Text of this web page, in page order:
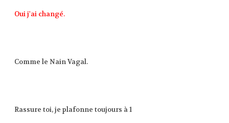
Oui j'ai changé.
Comme le Nain Vagal.
Rassure toi, je plafonne toujours à 1